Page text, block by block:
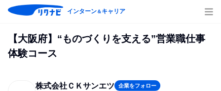
インターン＆キャリア
【大阪府】“ものづくりを支える”営業職仕事
体験コース
株式会社ＣＫサンエツ 企業をフォロー